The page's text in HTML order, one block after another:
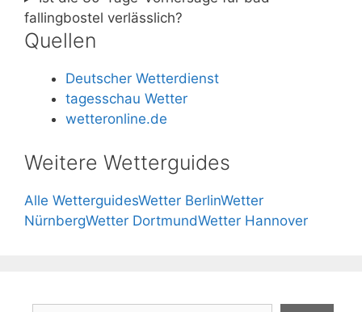
fallingbostel verlässlich?
Quellen
Deutscher Wetterdienst
tagesschau Wetter
wetteronline.de
Weitere Wetterguides
Alle WetterguidesWetter BerlinWetter
NürnbergWetter DortmundWetter Hannover